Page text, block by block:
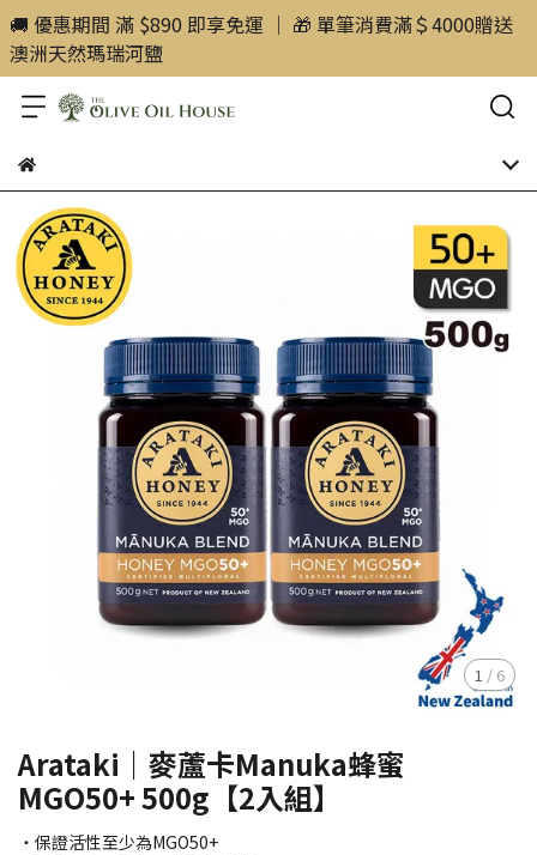
🚚 優惠期間 滿 $890 即享免運 ｜ 🎁 單筆消費滿＄4000贈送
澳洲天然瑪瑞河鹽
1 / 6
Arataki｜麥蘆卡Manuka蜂蜜
MGO50+ 500g【2入組】
・保證活性至少為MGO50+